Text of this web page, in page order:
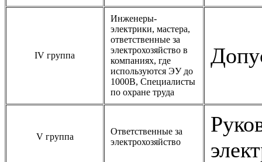
IV группа
Инженеры-
электрики, мастера,
ответственные за
электрохозяйство в
компаниях, где
используются ЭУ до
1000В, Специалисты
по охране труда
V группа
Ответственные за
электрохозяйство